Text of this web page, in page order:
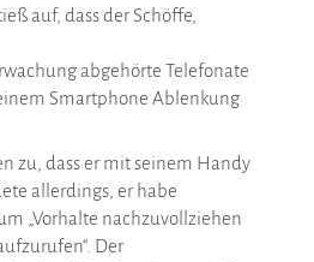
auf, dass der Schöffe,
abgehörte Telefonate
Smartphone Ablenkung
zu, dass er mit seinem Handy
allerdings, er habe
„Vorhalte nachzuvollziehen
Der